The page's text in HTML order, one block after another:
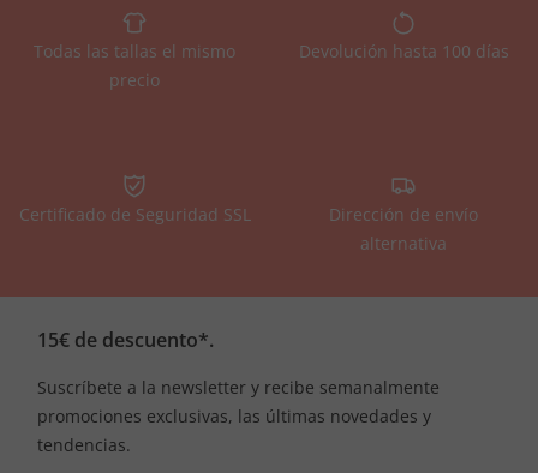
Todas las tallas el mismo
precio
Devolución hasta 100 días
Certificado de Seguridad SSL
Dirección de envío
alternativa
15€ de descuento*.
Suscríbete a la newsletter y recibe semanalmente
promociones exclusivas, las últimas novedades y
tendencias.